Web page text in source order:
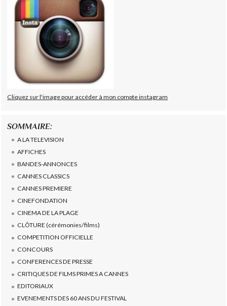
Cliquez sur l'image pour accéder à mon compte instagram
SOMMAIRE:
A LA TELEVISION
AFFICHES
BANDES-ANNONCES
CANNES CLASSICS
CANNES PREMIERE
CINEFONDATION
CINEMA DE LA PLAGE
CLÔTURE (cérémonies/films)
COMPETITION OFFICIELLE
CONCOURS
CONFERENCES DE PRESSE
CRITIQUES DE FILMS PRIMES A CANNES
EDITORIAUX
EVENEMENTS DES 60 ANS DU FESTIVAL